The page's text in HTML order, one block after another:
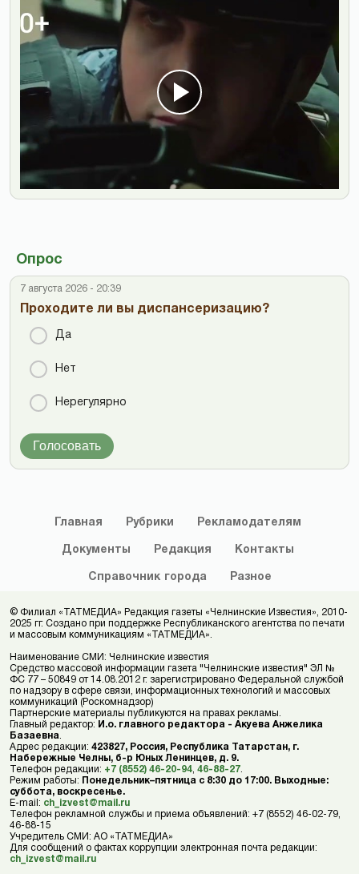
Опрос
7 августа 2026 - 20:39
Проходите ли вы диспансеризацию?
Да
Нет
Нерегулярно
Голосовать
Главная Рубрики Рекламодателям
Документы Редакция Контакты
Справочник города Разное
© Филиал «ТАТМЕДИА» Редакция газеты «Челнинские Известия», 2010-
2025 гг. Создано при поддержке Республиканского агентства по печати
и массовым коммуникациям «ТАТМЕДИА».
Наименование СМИ: Челнинские известия
Средство массовой информации газета "Челнинские известия" ЭЛ №
ФС 77 – 50849 от 14.08.2012 г. зарегистрировано Федеральной службой
по надзору в сфере связи, информационных технологий и массовых
коммуникаций (Роскомнадзор)
Партнерские материалы публикуются на правах рекламы.
Главный редактор: И.о. главного редактора - Акуева Анжелика
Базаевна
Адрес редакции: 423827, Россия, Республика Татарстан, г.
Набережные Челны, б-р Юных Ленинцев, д. 9.
Телефон редакции: +7 (8552) 46-20-94 46-88-27
Режим работы: Понедельник–пятница с 8:30 до 17:00. Выходные:
суббота, воскресенье.
E-mail: ch_izvest@mail.ru
Телефон рекламной службы и приема объявлений: +7 (8552) 46-02-79,
46-88-15
Учредитель СМИ: АО «ТАТМЕДИА»
Для сообщений о фактах коррупции электронная почта редакции:
ch_izvest@mail.ru